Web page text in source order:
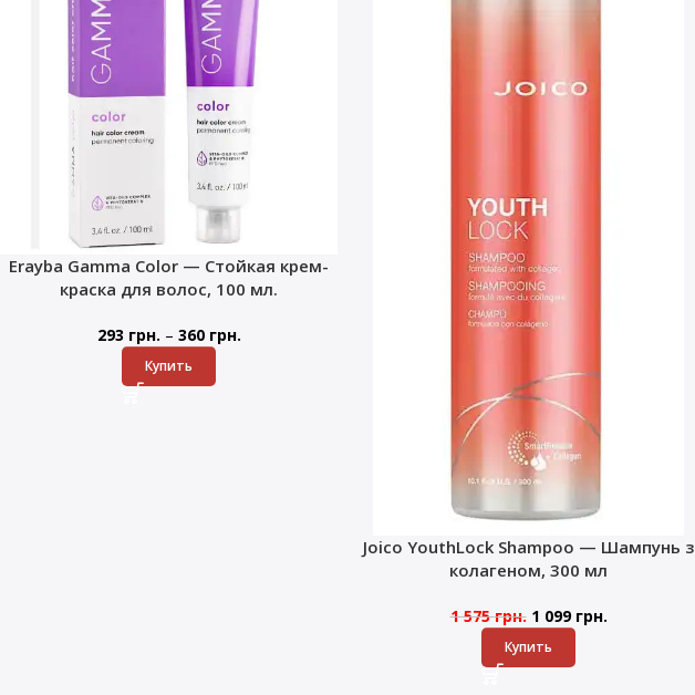
Erayba Gamma Color — Стойкая крем-
краска для волос, 100 мл.
293 грн. – 360 грн.
Купить
Joico YouthLock Shampoo — Шампунь з
колагеном, 300 мл
1 575грн. 1 099 грн.
Купить